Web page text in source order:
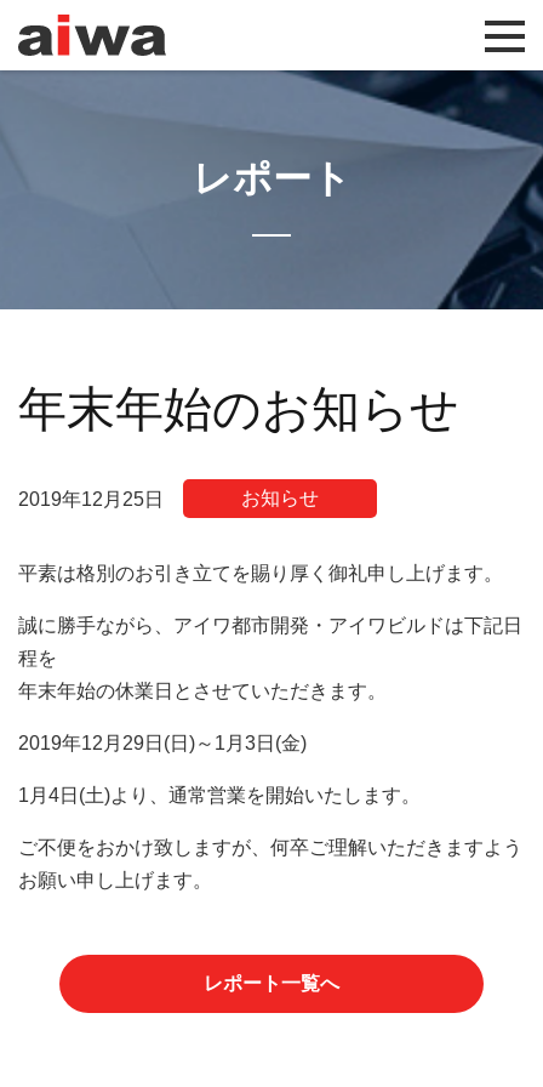
レポート
年末年始のお知らせ
2019年12月25日 お知らせ
平素は格別のお引き立てを賜り厚く御礼申し上げます。
誠に勝手ながら、アイワ都市開発・アイワビルドは下記日
程を
年末年始の休業日とさせていただきます。
2019年12月29日(日)～1月3日(金)
1月4日(土)より、通常営業を開始いたします。
ご不便をおかけ致しますが、何卒ご理解いただきますよう
お願い申し上げます。
レポート一覧へ